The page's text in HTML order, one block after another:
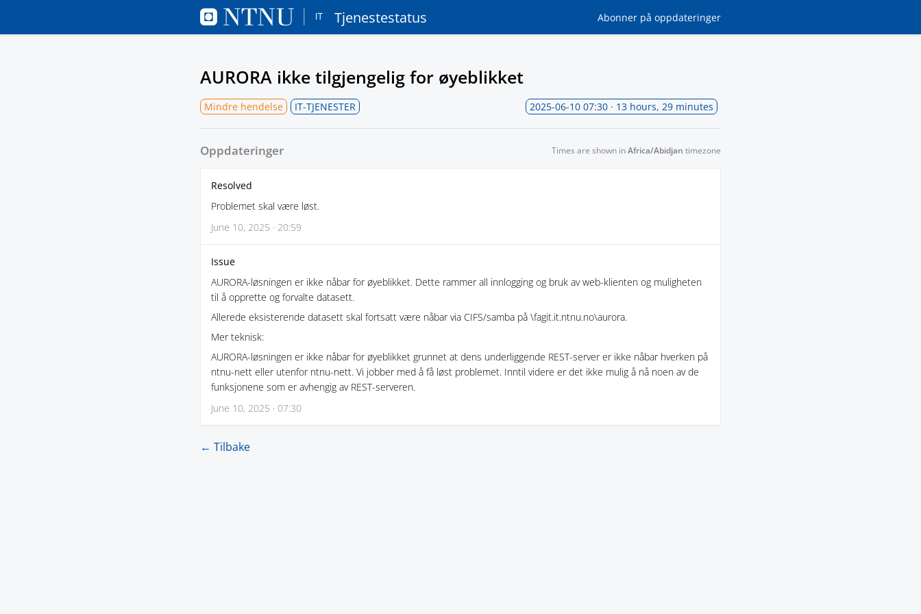
Tjenestestatus Abonner på oppdateringer
AURORA ikke tilgjengelig for øyeblikket
Mindre hendelse IT-TJENESTER 2025-06-10 07:30 · 13 hours, 29 minutes
Oppdateringer Times are shown inAfrica/Abidjan timezone
Resolved
Problemet skal være løst.
June 10, 2025 · 20:59
Issue
AURORA-løsningen er ikke nåbar for øyeblikket. Dette rammer all innlogging og bruk av web-klienten og muligheten
til å opprette og forvalte datasett.
Allerede eksisterende datasett skal fortsatt være nåbar via CIFS/samba på \fagit.it.ntnu.no\aurora.
Mer teknisk:
AURORA-løsningen er ikke nåbar for øyeblikket grunnet at dens underliggende REST-server er ikke nåbar hverken på
ntnu-nett eller utenfor ntnu-nett. Vi jobber med å få løst problemet. Inntil videre er det ikke mulig å nå noen av de
funksjonene som er avhengig av REST-serveren.
June 10, 2025 · 07:30
← Tilbake